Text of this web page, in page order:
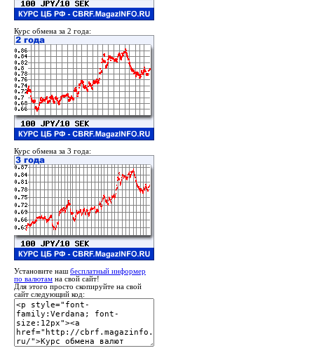
Курс обмена за 2 года:
Курс обмена за 3 года:
Установите наш бесплатный информер
по валютам на свой сайт!
Для этого просто скопируйте на свой
сайт следующий код: